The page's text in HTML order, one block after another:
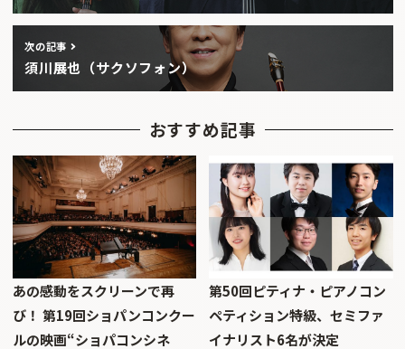
次の記事
須川展也（サクソフォン）
おすすめ記事
あの感動をスクリーンで再
び！ 第19回ショパンコンクー
ルの映画“ショパコンシネ
第50回ピティナ・ピアノコン
ペティション特級、セミファ
イナリスト6名が決定